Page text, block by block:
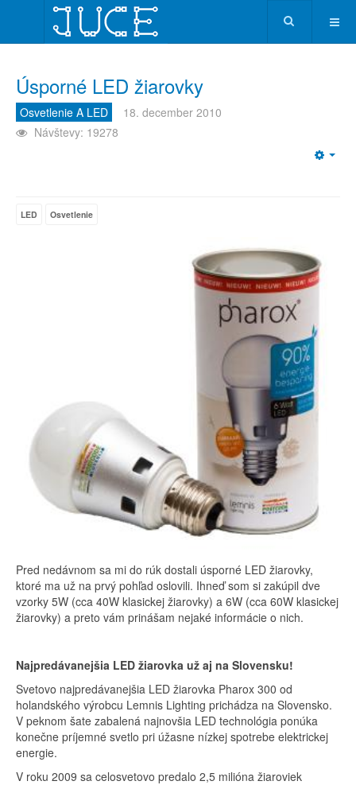
Úsporné LED žiarovky
Osvetlenie A LED
18. december 2010
Návštevy: 19278
LED Osvetlenie
Pred nedávnom sa mi do rúk dostali úsporné LED žiarovky,
ktoré ma už na prvý pohľad oslovili. Ihneď som si zakúpil dve
vzorky 5W (cca 40W klasickej žiarovky) a 6W (cca 60W klasickej
žiarovky) a preto vám prinášam nejaké informácie o nich.
Najpredávanejšia LED žiarovka už aj na Slovensku!
Svetovo najpredávanejšia LED žiarovka Pharox 300 od
holandského výrobcu Lemnis Lighting prichádza na Slovensko.
V peknom šate zabalená najnovšia LED technológia ponúka
konečne príjemné svetlo pri úžasne nízkej spotrebe elektrickej
energie.
V roku 2009 sa celosvetovo predalo 2,5 milióna žiaroviek